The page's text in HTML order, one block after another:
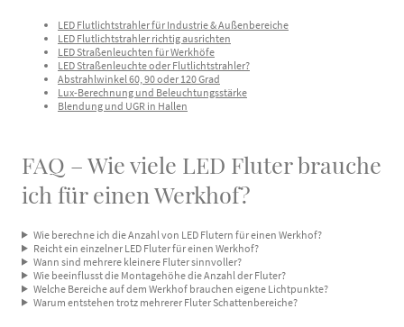
LED Flutlichtstrahler für Industrie & Außenbereiche
LED Flutlichtstrahler richtig ausrichten
LED Straßenleuchten für Werkhöfe
LED Straßenleuchte oder Flutlichtstrahler?
Abstrahlwinkel 60, 90 oder 120 Grad
Lux-Berechnung und Beleuchtungsstärke
Blendung und UGR in Hallen
FAQ – Wie viele LED Fluter brauche
ich für einen Werkhof?
Wie berechne ich die Anzahl von LED Flutern für einen Werkhof?
Reicht ein einzelner LED Fluter für einen Werkhof?
Wann sind mehrere kleinere Fluter sinnvoller?
Wie beeinflusst die Montagehöhe die Anzahl der Fluter?
Welche Bereiche auf dem Werkhof brauchen eigene Lichtpunkte?
Warum entstehen trotz mehrerer Fluter Schattenbereiche?